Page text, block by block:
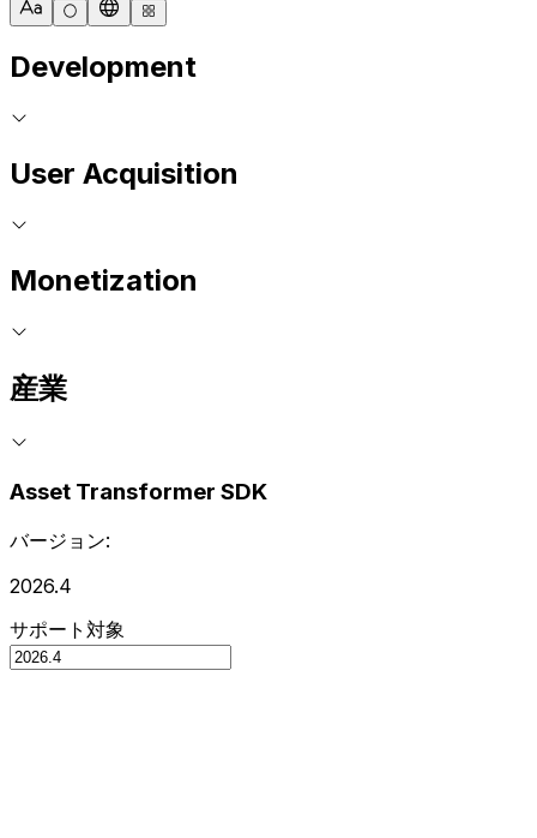
Development
User Acquisition
Monetization
産業
Asset Transformer SDK
バージョン:
2026.4
サポート対象